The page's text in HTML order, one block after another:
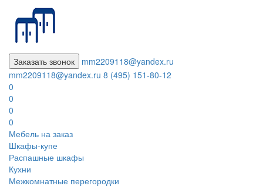
Заказать звонок
mm2209118@yandex.ru
mm2209118@yandex.ru 8 (495) 151-80-12
0
0
0
0
Мебель на заказ
Шкафы-купе
Распашные шкафы
Кухни
Межкомнатные перегородки